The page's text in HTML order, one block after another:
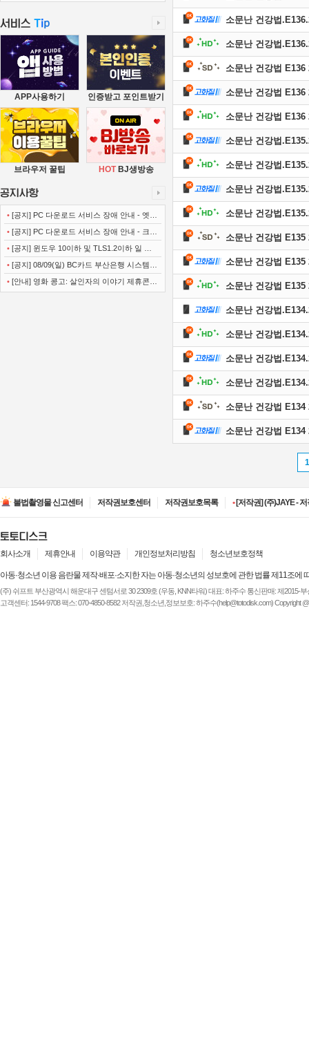
APP사용하기 인증받고 포인트받기
브라우저 꿀팁 HOTBJ생방송
• [공지] PC 다운로드 서비스 장애 안내 - 엣지
(Microsoft Edge)
• [공지] PC 다운로드 서비스 장애 안내 - 크롬
(Chrome)
• [공지] 윈도우 10이하 및 TLS1.2이하 일 경
우 사이트 이용불가 안내
• [공지] 08/09(일) BC카드 부산은행 시스템
정기점검 안내
• [안내] 영화 콩고: 살인자의 이야기 제휴콘텐
소문난 건강법
소문난 건강법
소문난 건강법 E136
소문난 건강법 E136
소문난 건강법 E136
소문난 건강법
소문난 건강법
소문난 건강법
소문난 건강법
소문난 건강법 E135
소문난 건강법 E135
소문난 건강법 E135
소문난 건강법
소문난 건강법
소문난 건강법
소문난 건강법
소문난 건강법 E134
소문난 건강법 E134
1
불법촬영물 신고센터 저작권보호센터 저작권보호목록
•[저작권] (주)JAYE -
•[저작권] (주)디즈니엔
회사소개 제휴안내 이용약관 개인정보처리방침 청소년보호정책
아동·청소년 이용 음란물 제작·배포·소지한 자는 아동·청소년의 성보호에 관한 법률 제11조에
(주) 쉬프트 부산광역시 해운대구 센텀서로 30 2309호 (우동, KNN타워) 대표: 하주수 통신판매: 제2015-
고객센터: 1544-9708 팩스: 070-4850-8582 저작권,청소년,정보보호: 하주수(help@totodisk.com) Copyright